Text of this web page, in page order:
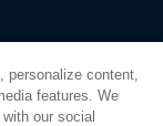
personalize content,
features. We
our social